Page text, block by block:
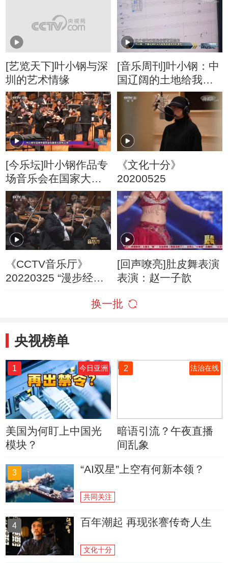
[艺览天下]叶小钢与深
圳的艺术情缘
[音乐周刊]叶小钢：中
国辽阔的土地给我探
索未来的勇气
[今乐坛]叶小钢作品专
场音乐会在国家大剧
院上演
《文化十分》
20200525
《CCTV音乐厅》
20220325 “漫步经
“华韵交响”主题音乐会
[回声嘹亮]肚皮舞表演
表演：赵一子歆
换一批
央视榜单
1 今日亚洲
美国为何盯上中国光
模块？
2 法治在线
暗语引流？午夜直播
间乱象
3 “AI双星”上空有何新本领？
共同关注
4 百年潮起 再现张謇传奇人生
文化十分